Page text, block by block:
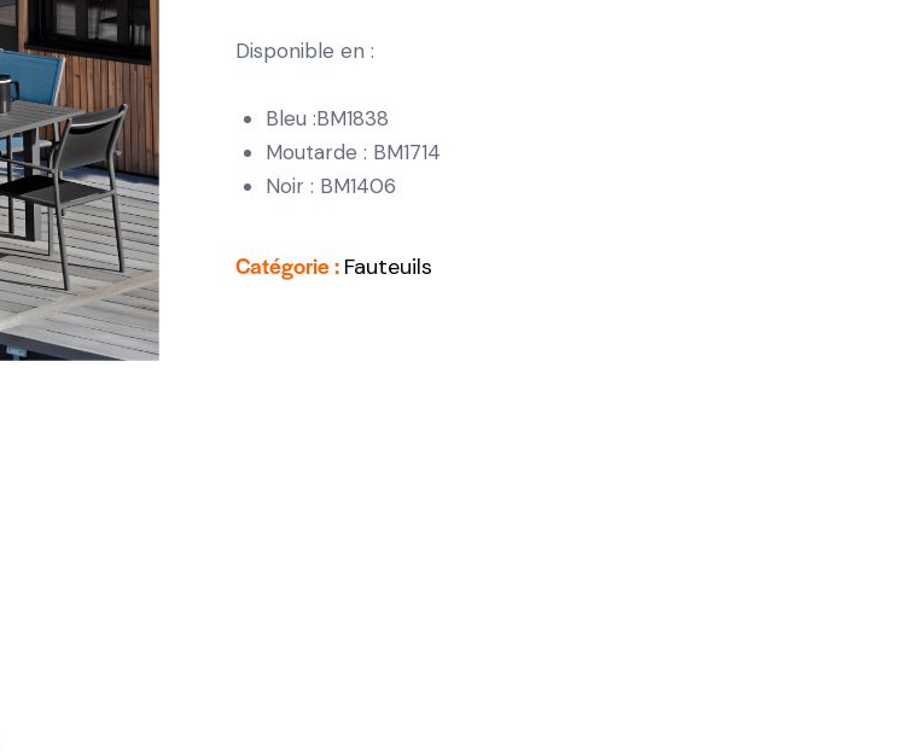
Disponible en :
Bleu :BM1838
Moutarde : BM1714
Noir : BM1406
Catégorie : Fauteuils